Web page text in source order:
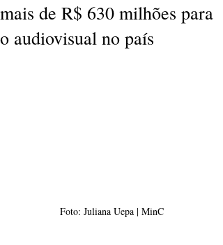
mais de R$ 630 milhões para
o audiovisual no país
Foto: Juliana Uepa | MinC